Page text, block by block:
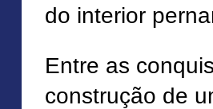
do interior
Entre as
construção de